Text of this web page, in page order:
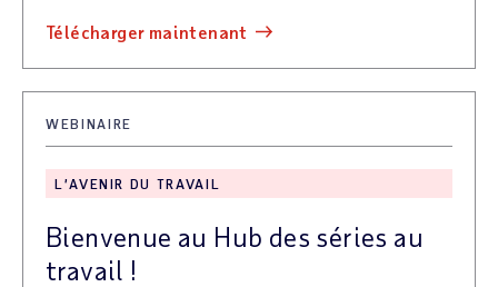
télécharger maintenant
WEBINAIRE
L’AVENIR DU TRAVAIL
Bienvenue au Hub des séries au
travail !